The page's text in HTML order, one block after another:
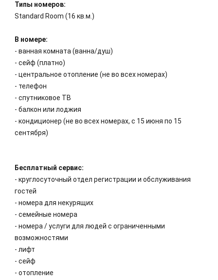
Типы номеров:
Standard Room (16 кв.м.)
В номере:
- ванная комната (ванна/душ)
- сейф (платно)
- центральное отопление (не во всех номерах)
- телефон
- спутниковое ТВ
- балкон или лоджия
- кондиционер (не во всех номерах, с 15 июня по 15
сентября)
Бесплатный сервис:
- круглосуточный отдел регистрации и обслуживания
гостей
- номера для некурящих
- семейные номера
- номера / услуги для людей с ограниченными
возможностями
- лифт
- сейф
- отопление